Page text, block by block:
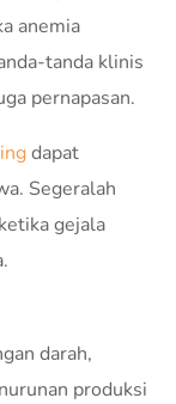
anemia
tanda klinis
pernapasan.
dapat
Segeralah
ketika gejala
darah,
produksi